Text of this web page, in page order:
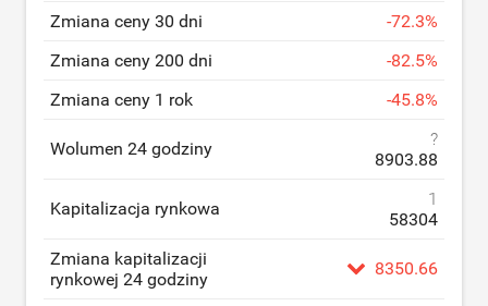
Zmiana ceny 30 dni -72.3%
Zmiana ceny 200 dni
-82.5%
Zmiana ceny 1 rok
-45.8%
Wolumen 24 godziny
?
8903.88
Kapitalizacja rynkowa
1
58304
Zmiana kapitalizacji
rynkowej 24 godziny
8350.66